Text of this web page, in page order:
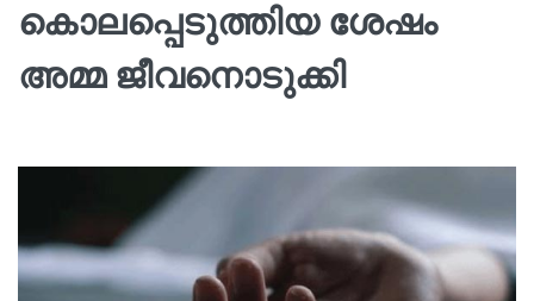
കൊലപ്പെടുത്തിയ ശേഷം
അമ്മ ജീവനൊടുക്കി